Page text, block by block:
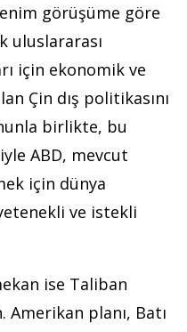
görüşüme göre
uluslararası
için ekonomik ve
Çin dış politikasını
birlikte, bu
ABD, mevcut
için dünya
ve istekli
ise Taliban
planı, Batı